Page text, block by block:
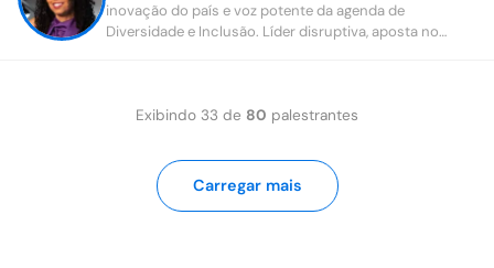
inovação do país e voz potente da agenda de
Diversidade e Inclusão. Líder disruptiva, aposta no
Exibindo 33 de 80 palestrantes
Carregar mais